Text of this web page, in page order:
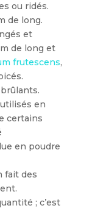
ou ridés.
de long.
et
de long et
frutescens,
en
certains
en poudre
fait des
; c’est